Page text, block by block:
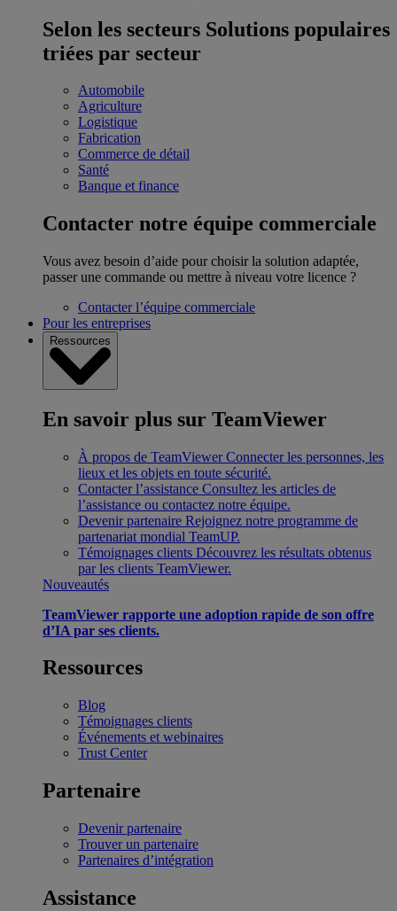
Selon les secteurs Solutions populaires
triées par secteur
Automobile
Agriculture
Logistique
Fabrication
Commerce de détail
Santé
Banque et finance
Contacter notre équipe commerciale
Vous avez besoin d’aide pour choisir la solution adaptée,
passer une commande ou mettre à niveau votre licence ?
Contacter l’équipe commerciale
Pour les entreprises
Ressources
En savoir plus sur TeamViewer
À propos de TeamViewer Connecter les personnes, les
lieux et les objets en toute sécurité.
Contacter l’assistance Consultez les articles de
l’assistance ou contactez notre équipe.
Devenir partenaire Rejoignez notre programme de
partenariat mondial TeamUP.
Témoignages clients Découvrez les résultats obtenus
par les clients TeamViewer.
Nouveautés
TeamViewer rapporte une adoption rapide de son offre
d’IA par ses clients.
Ressources
Blog
Témoignages clients
Événements et webinaires
Trust Center
Partenaire
Devenir partenaire
Trouver un partenaire
Partenaires d’intégration
Assistance